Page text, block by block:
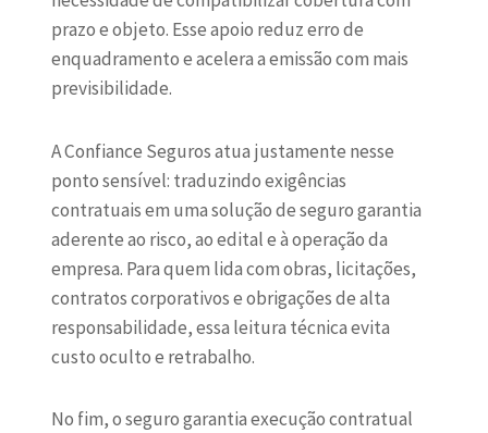
prazo e objeto. Esse apoio reduz erro de
enquadramento e acelera a emissão com mais
previsibilidade.
A Confiance Seguros atua justamente nesse
ponto sensível: traduzindo exigências
contratuais em uma solução de seguro garantia
aderente ao risco, ao edital e à operação da
empresa. Para quem lida com obras, licitações,
contratos corporativos e obrigações de alta
responsabilidade, essa leitura técnica evita
custo oculto e retrabalho.
No fim, o seguro garantia execução contratual